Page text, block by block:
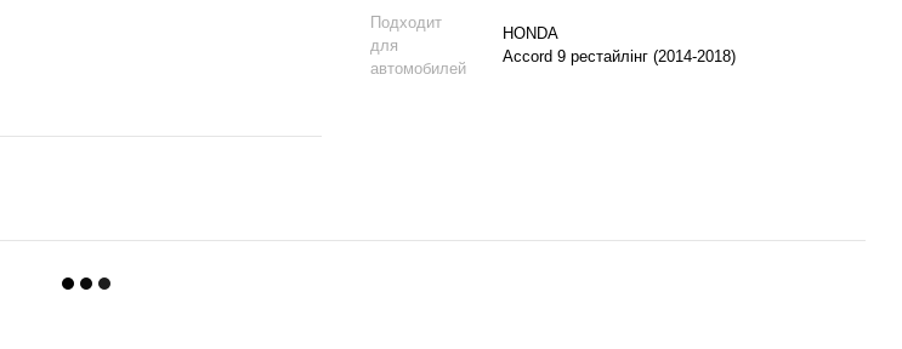
Подходит
для
автомобилей
HONDA
Accord 9 рестайлінг (2014-2018)